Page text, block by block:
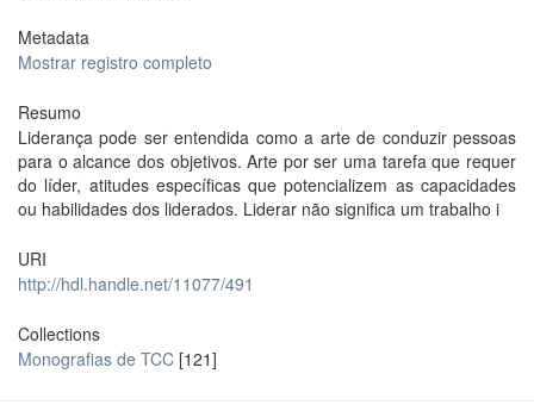
Metadata
Mostrar registro completo
Resumo
Liderança pode ser entendida como a arte de conduzir pessoas
para o alcance dos objetivos. Arte por ser uma tarefa que requer
do líder, atitudes específicas que potencializem as capacidades
ou habilidades dos liderados. Liderar não significa um trabalho i
URI
http://hdl.handle.net/11077/491
Collections
Monografias de TCC [121]